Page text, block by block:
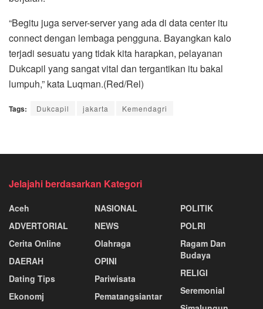
“Begitu juga server-server yang ada di data center itu
connect dengan lembaga pengguna. Bayangkan kalo
terjadi sesuatu yang tidak kita harapkan, pelayanan
Dukcapil yang sangat vital dan tergantikan itu bakal
lumpuh,” kata Luqman.(Red/Rel)
Tags: Dukcapil jakarta Kemendagri
Jelajahi berdasarkan Kategori
Aceh
ADVERTORIAL
Cerita Online
DAERAH
Dating Tips
Ekonomj
NASIONAL
NEWS
Olahraga
OPINI
Pariwisata
Pematangsiantar
POLITIK
POLRI
Ragam Dan
Budaya
RELIGI
Seremonial